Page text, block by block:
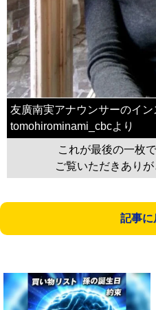
友廣南実アナウンサーのイン
tomohirominami_cbcより
これが最後の一枚
ご覧いただきありが
記事に